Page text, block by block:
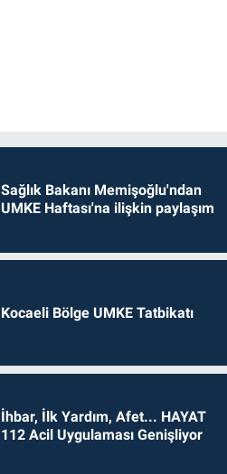
Sağlık Bakanı Memişoğlu'ndan
UMKE Haftası'na ilişkin paylaşım
Kocaeli Bölge UMKE Tatbikatı
İhbar, İlk Yardım, Afet... HAYAT
112 Acil Uygulaması Genişliyor